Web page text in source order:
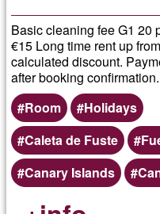
Basic cleaning fee G1 20
€15 Long time rent up
calculated discount.
after booking confirmation.
Room
Holidays
Caleta de Fuste
Canary Islands